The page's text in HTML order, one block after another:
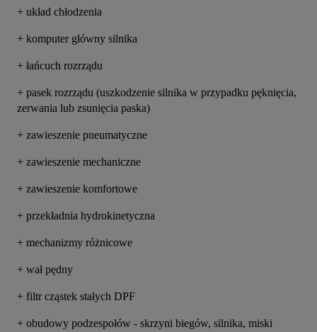
+ układ chłodzenia
+ komputer główny silnika
+ łańcuch rozrządu
+ pasek rozrządu (uszkodzenie silnika w przypadku pęknięcia,
zerwania lub zsunięcia paska)
+ zawieszenie pneumatyczne
+ zawieszenie mechaniczne
+ zawieszenie komfortowe
+ przekładnia hydrokinetyczna
+ mechanizmy różnicowe
+ wał pędny
+ filtr cząstek stałych DPF
+ obudowy podzespołów - skrzyni biegów, silnika, miski